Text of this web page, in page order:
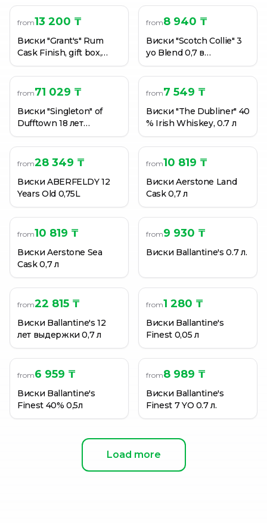
from13 200 ₸
Виски "Grant's" Rum
Cask Finish, gift box,
40% 0.7 л
from8 940 ₸
Виски "Scotch Collie" 3
yo Blend 0,7 в
подарочной упаковке с
2 стаканами
from71 029 ₸
Виски "Singleton" of
Dufftown 18 лет
выдержки, 40%, 0,7 л
from7 549 ₸
Виски "The Dubliner" 40
% Irish Whiskey, 0.7 л
from28 349 ₸
Виски ABERFELDY 12
Years Old 0,75L
from10 819 ₸
Виски Aerstone Land
Cask 0,7 л
from10 819 ₸
Виски Aerstone Sea
Cask 0,7 л
from9 930 ₸
Виски Ballantine's 0.7 л.
from22 815 ₸
Виски Ballantine's 12
лет выдержки 0,7 л
from1 280 ₸
Виски Ballantine's
Finest 0,05 л
from6 959 ₸
Виски Ballantine's
Finest 40% 0,5л
from8 989 ₸
Виски Ballantine's
Finest 7 YO 0.7 л.
Load more